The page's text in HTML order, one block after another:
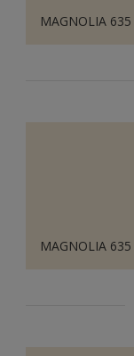
MAGNOLIA 635
MAGNOLIA 635